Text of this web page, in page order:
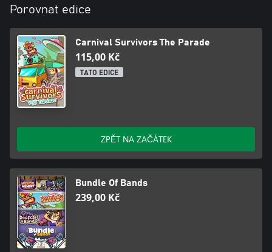
Porovnat edice
Carnival Survivors The Parade
115,00 Kč
TATO EDICE
ZPĚT NA ZAČÁTEK
Bundle Of Bands
239,00 Kč